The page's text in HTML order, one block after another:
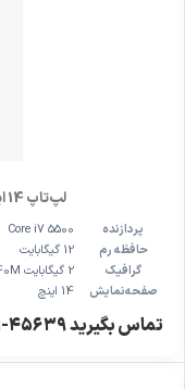
لپ‌تاپ 14 اینچی ایسوس V401LB - مدل A
پردازنده
Core i7 5500
حافظه رم
12 گیگابایت
گرافیک
2 گیگابایت GeForce GT 940M
صفحه‌نمایش
14 اینچ
تماس بگیرید ۴۵۶۳۹-۰۲۱